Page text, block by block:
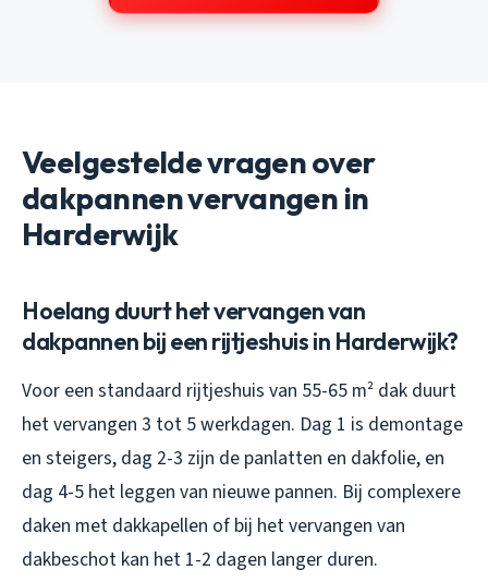
Veelgestelde vragen over
dakpannen vervangen in
Harderwijk
Hoelang duurt het vervangen van
dakpannen bij een rijtjeshuis in Harderwijk?
Voor een standaard rijtjeshuis van 55-65 m² dak duurt
het vervangen 3 tot 5 werkdagen. Dag 1 is demontage
en steigers, dag 2-3 zijn de panlatten en dakfolie, en
dag 4-5 het leggen van nieuwe pannen. Bij complexere
daken met dakkapellen of bij het vervangen van
dakbeschot kan het 1-2 dagen langer duren.